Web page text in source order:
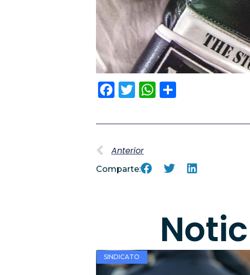
Facebook
Twitter
WhatsApp
Anterior
Comparte:
SINDICATO